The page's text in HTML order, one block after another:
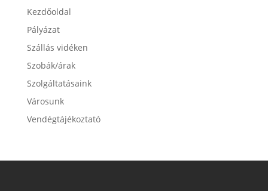
Kezdőoldal
Pályázat
Szállás vidéken
Szobák/árak
Szolgáltatásaink
Városunk
Vendégtájékoztató